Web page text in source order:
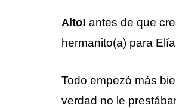
Alto! antes de que
hermanito(a) para
Todo empezó más
verdad no le